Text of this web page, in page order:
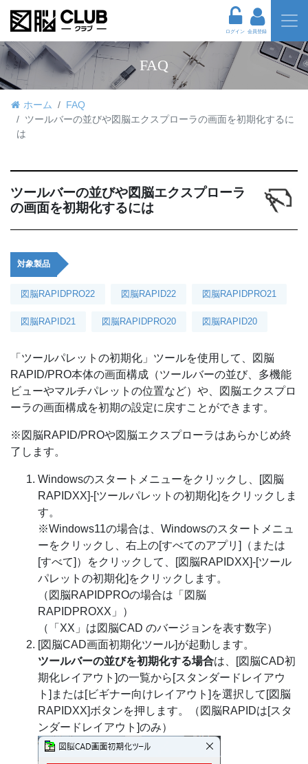
ログイン 会員登録
FAQ
ホーム
FAQ
ツールバーの並びや図脳エクスプローラの画面を初期化するに
は
ツールバーの並びや図脳エクスプローラ
の画面を初期化するには
対象製品
図脳RAPIDPRO22 図脳RAPID22 図脳RAPIDPRO21
図脳RAPID21 図脳RAPIDPRO20 図脳RAPID20
「ツールパレットの初期化」ツールを使用して、図脳
RAPID/PRO本体の画面構成（ツールバーの並び、多機能
ビューやマルチパレットの位置など）や、図脳エクスプロ
ーラの画面構成を初期の設定に戻すことができます。
※図脳RAPID/PROや図脳エクスプローラはあらかじめ終
了します。
Windowsのスタートメニューをクリックし、[図脳
RAPIDXX]-[ツールパレットの初期化]をクリックしま
す。
※Windows11の場合は、Windowsのスタートメニュ
ーをクリックし、右上の[すべてのアプリ]（または
[すべて]）をクリックして、[図脳RAPIDXX]-[ツール
パレットの初期化]をクリックします。
（図脳RAPIDPROの場合は「図脳
RAPIDPROXX」）
（「XX」は図脳CAD のバージョンを表す数字）
[図脳CAD画面初期化ツール]が起動します。
ツールバーの並びを初期化する場合は、[図脳CAD初
期化レイアウト]の一覧から[スタンダードレイアウ
ト]または[ビギナー向けレイアウト]を選択して[図脳
RAPIDXX]ボタンを押します。（図脳RAPIDは[スタ
ンダードレイアウト]のみ）